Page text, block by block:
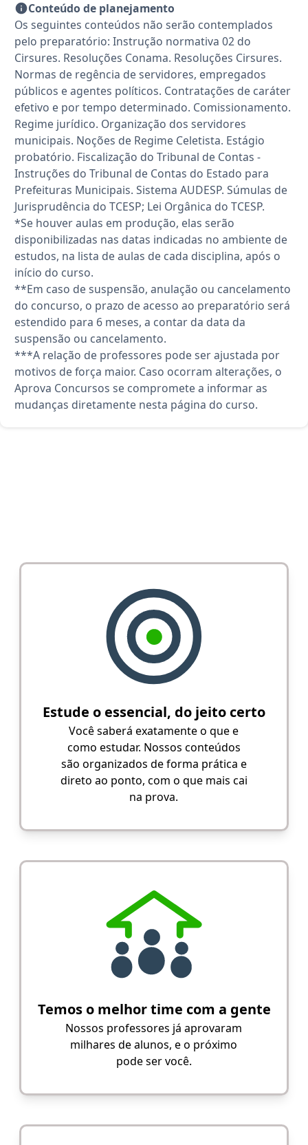
Conteúdo de planejamento
Os seguintes conteúdos não serão contemplados
pelo preparatório: Instrução normativa 02 do
Cirsures. Resoluções Conama. Resoluções Cirsures.
Normas de regência de servidores, empregados
públicos e agentes políticos. Contratações de caráter
efetivo e por tempo determinado. Comissionamento.
Regime jurídico. Organização dos servidores
municipais. Noções de Regime Celetista. Estágio
probatório. Fiscalização do Tribunal de Contas -
Instruções do Tribunal de Contas do Estado para
Prefeituras Municipais. Sistema AUDESP. Súmulas de
Jurisprudência do TCESP; Lei Orgânica do TCESP.
*Se houver aulas em produção, elas serão
disponibilizadas nas datas indicadas no ambiente de
estudos, na lista de aulas de cada disciplina, após o
início do curso.
**Em caso de suspensão, anulação ou cancelamento
do concurso, o prazo de acesso ao preparatório será
estendido para 6 meses, a contar da data da
suspensão ou cancelamento.
***A relação de professores pode ser ajustada por
motivos de força maior. Caso ocorram alterações, o
Aprova Concursos se compromete a informar as
mudanças diretamente nesta página do curso.
Estude o essencial, do jeito certo
Você saberá exatamente o que e
como estudar. Nossos conteúdos
são organizados de forma prática e
direto ao ponto, com o que mais cai
na prova.
Temos o melhor time com a gente
Nossos professores já aprovaram
milhares de alunos, e o próximo
pode ser você.